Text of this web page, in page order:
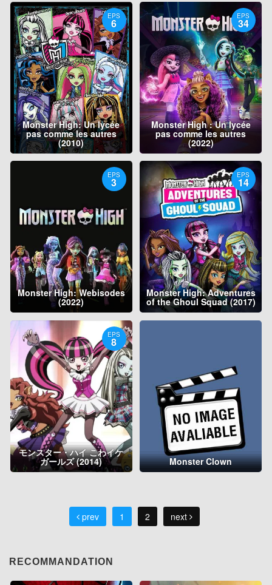
EPS
6
Monster High: Un lycée
pas comme les autres
(2010)
EPS
34
Monster High : Un lycée
pas comme les autres
(2022)
EPS
3
Monster High: Webisodes
(2022)
EPS
14
Monster High: Adventures
of the Ghoul Squad (2017)
EPS
8
モンスター・ハイ こわイケ
ガールズ (2014) Monster Clown
prev 1 2 next
RECOMMANDATION